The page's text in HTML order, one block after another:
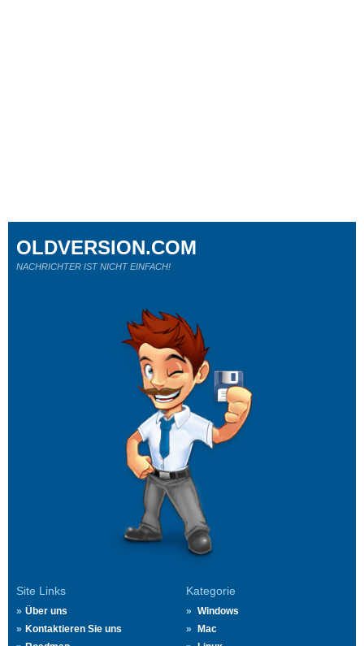
Site Links
Über uns
Kontaktieren Sie uns
Kategorie
Windows
Mac
OLDVERSION.COM
NACHRICHTER IST NICHT EINFACH!